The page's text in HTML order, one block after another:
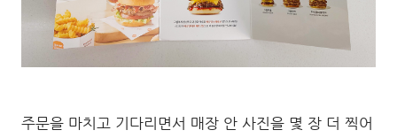
주문을 마치고 기다리면서 매장 안 사진을 몇 장 더 찍어